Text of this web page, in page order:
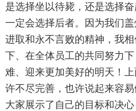
是选择坐以待毙，还是选择
一定会选择后者。因为我们
进取和永不言败的精神，我
下、在全体员工的共同努力
难、迎来更加美好的明天！
许不尽完善，也许说起来容
大家展示了自己的目标和决